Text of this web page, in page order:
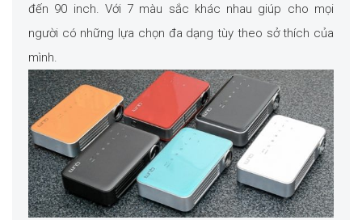
đến 90 inch. Với 7 màu sắc khác nhau giúp cho mọi
người có những lựa chọn đa dạng tùy theo sở thích của
mình.